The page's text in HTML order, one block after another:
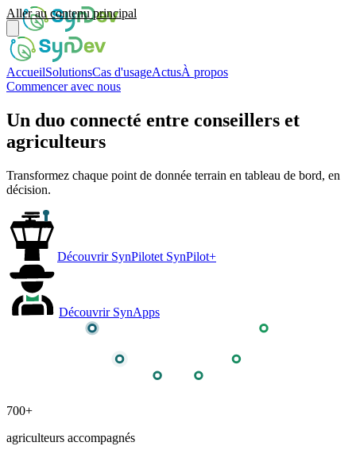
Aller au contenu principal
AccueilSolutionsCas d'usageActusÀ propos
Commencer avec nous
Un duo connecté entre conseillers et
agriculteurs
Transformez chaque point de donnée terrain en tableau de bord, en
décision.
Découvrir SynPilotet SynPilot+
Découvrir SynApps
700+
agriculteurs accompagnés